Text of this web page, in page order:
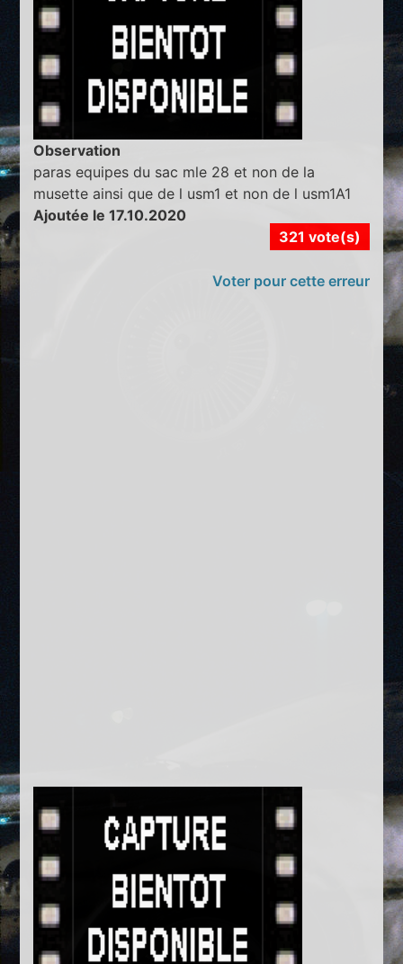
Observation
paras equipes du sac mle 28 et non de la
musette ainsi que de l usm1 et non de l usm1A1
Ajoutée le 17.10.2020
321 vote(s)
Voter pour cette erreur